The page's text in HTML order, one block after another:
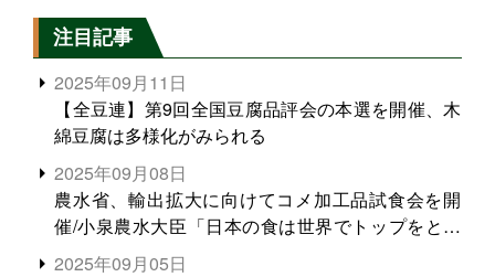
注目記事
2025年09月11日
【全豆連】第9回全国豆腐品評会の本選を開催、木
綿豆腐は多様化がみられる
2025年09月08日
農水省、輸出拡大に向けてコメ加工品試食会を開
催/小泉農水大臣「日本の食は世界でトップをとれ
る。米増産に向けて、米輸出需要の拡大を」
2025年09月05日